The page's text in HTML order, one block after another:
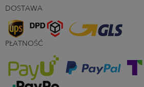
DOSTAWA
PŁATNOŚĆ